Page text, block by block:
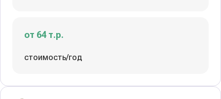
от 64 т.р.
стоимость/год